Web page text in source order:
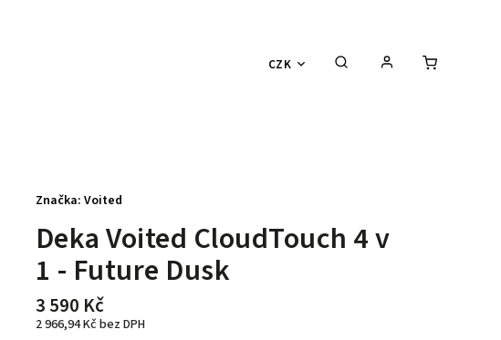
CZK
Deka Voited CloudTouch 4 v
1 - Future Dusk
3 590 Kč
2 966,94 Kč bez DPH
Značka: Voited